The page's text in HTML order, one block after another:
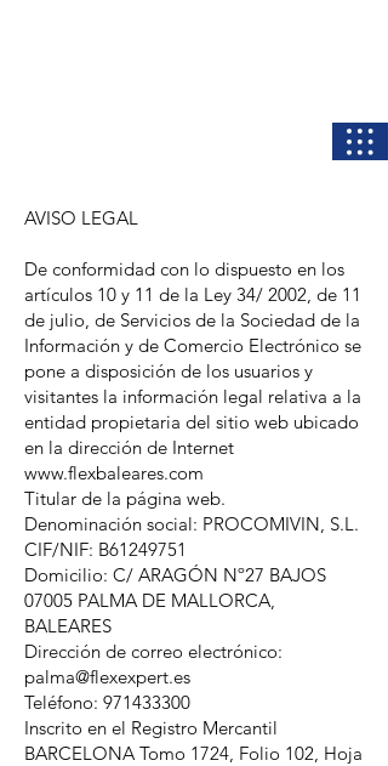
AVISO LEGAL
De conformidad con lo dispuesto en los
artículos 10 y 11 de la Ley 34/ 2002, de 11
de julio, de Servicios de la Sociedad de la
Información y de Comercio Electrónico se
pone a disposición de los usuarios y
visitantes la información legal relativa a la
entidad propietaria del sitio web ubicado
en la dirección de Internet
www.flexbaleares.com
Titular de la página web.
Denominación social: PROCOMIVIN, S.L.
CIF/NIF: B61249751
Domicilio: C/ ARAGÓN Nº27 BAJOS
07005 PALMA DE MALLORCA,
BALEARES
Dirección de correo electrónico:
palma@flexexpert.es
Teléfono: 971433300
Inscrito en el Registro Mercantil
BARCELONA Tomo 1724, Folio 102, Hoja